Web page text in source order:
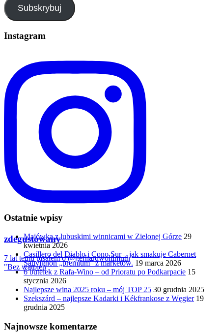
Subskrybuj
Instagram
zdegustowany
7 lat temu pisałem o @gerhardwohlmuth
"Bez wątpien
Ostatnie wpisy
Majówka z lubuskimi winnicami w Zielonej Górze 29
kwietnia 2026
Casillero del Diablo i Cono Sur – jak smakuje Cabernet
Sauvignon „premium” z marketów. 19 marca 2026
6 butelek z Rafa-Wino – od Prioratu po Podkarpacie 15
stycznia 2026
Najlepsze wina 2025 roku – mój TOP 25 30 grudnia 2025
Szekszárd – najlepsze Kadarki i Kékfrankose z Węgier 19
grudnia 2025
Najnowsze komentarze